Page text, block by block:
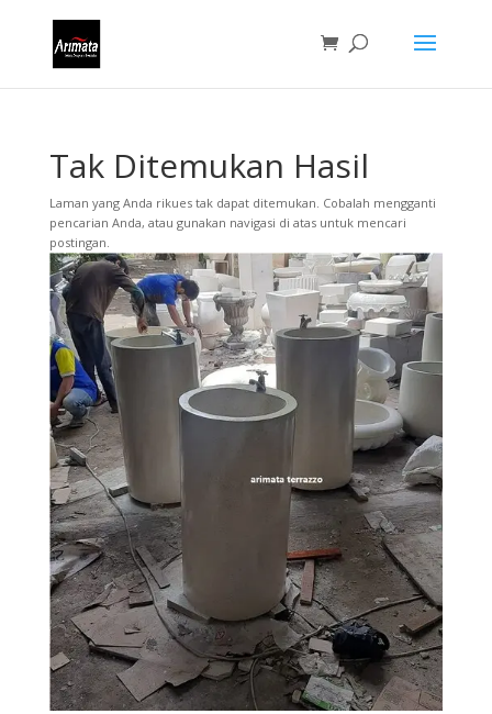
Tak Ditemukan Hasil
Laman yang Anda rikues tak dapat ditemukan. Cobalah mengganti
pencarian Anda, atau gunakan navigasi di atas untuk mencari
postingan.